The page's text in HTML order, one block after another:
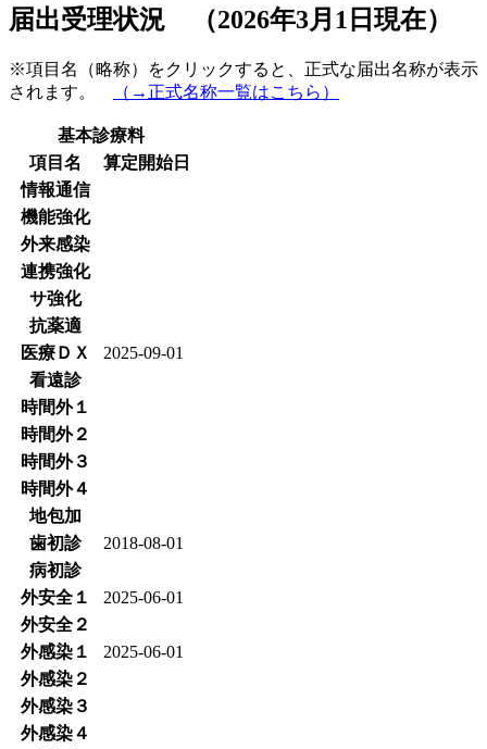
届出受理状況 （2026年3月1日現在）
※項目名（略称）をクリックすると、正式な届出名称が表示
されます。
（→正式名称一覧はこちら）
基本診療料
項目名
算定開始日
情報通信
機能強化
外来感染
連携強化
サ強化
抗薬適
医療ＤＸ
2025-09-01
看遠診
時間外１
時間外２
時間外３
時間外４
地包加
歯初診
2018-08-01
病初診
外安全１
2025-06-01
外安全２
外感染１
2025-06-01
外感染２
外感染３
外感染４